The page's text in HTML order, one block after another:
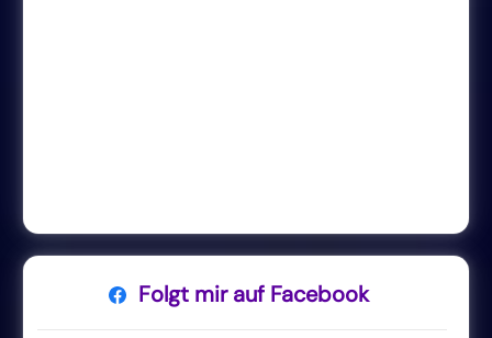
Folgt mir auf Facebook